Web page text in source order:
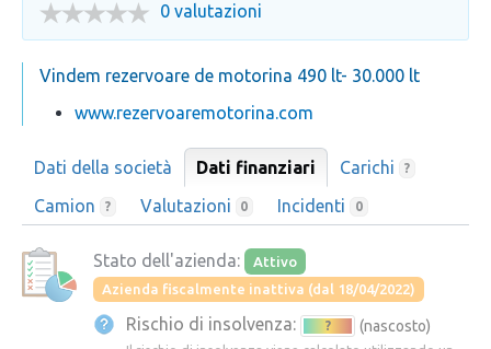
0 valutazioni
Vindem rezervoare de motorina 490 lt- 30.000 lt
www.rezervoaremotorina.com
Dati della società Dati finanziari Carichi ?
Camion ? Valutazioni 0 Incidenti 0
Stato dell'azienda:
Attivo
Azienda fiscalmente inattiva (dal 18/04/2022)
Rischio di insolvenza: ? (nascosto)